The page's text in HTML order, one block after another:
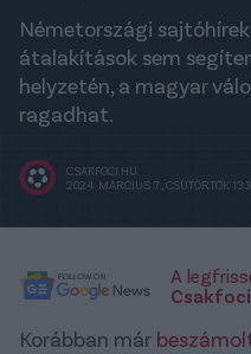
Németországi
átalakítások sem
helyzetén, a magyar
ragadhat.
CSAKFOCI.HU
2024. MÁRCIUS 7., CSÜTÖRTÖK
A
Csakfoci
Korábban már